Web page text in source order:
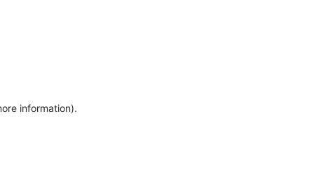
information).